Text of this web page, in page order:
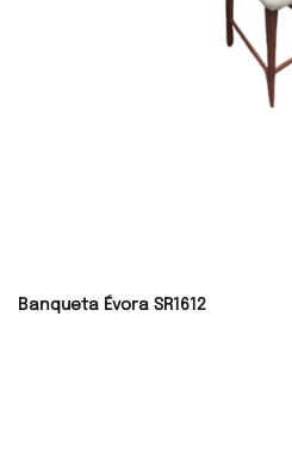
Banqueta Évora SR1612